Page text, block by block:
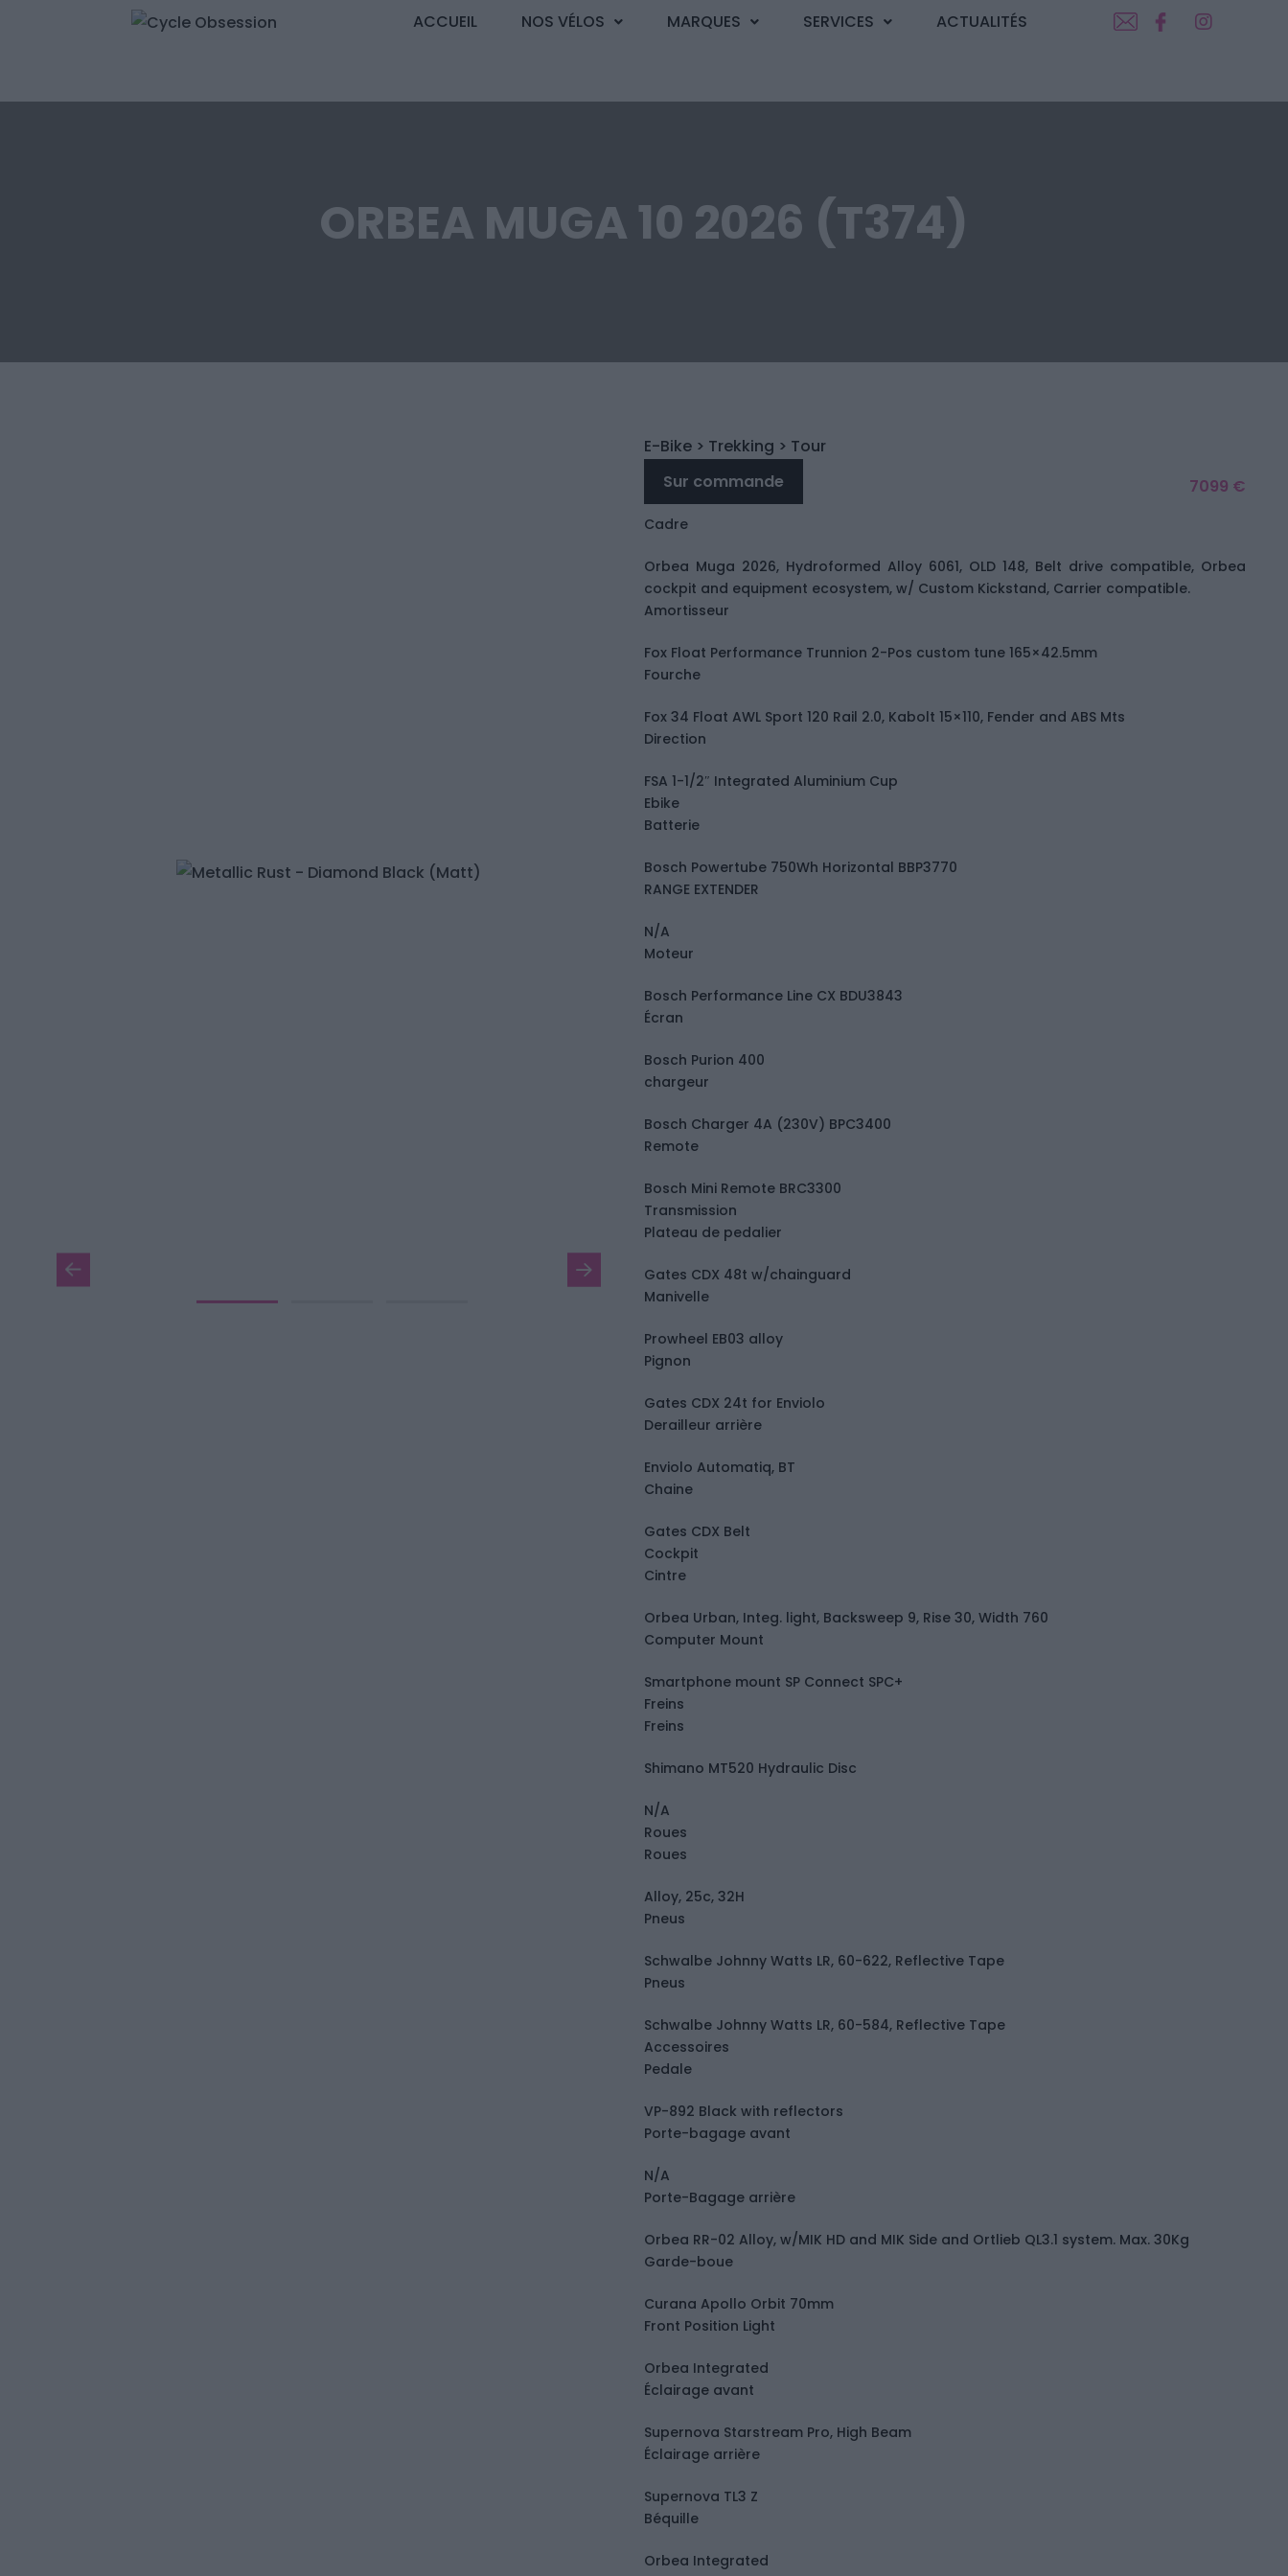
ACCUEIL NOS VÉLOS MARQUES SERVICES ACTUALITÉS
ORBEA MUGA 10 2026 (T374)
E-Bike > Trekking > Tour
Sur commande
7099 €
Cadre
Orbea Muga 2026, Hydroformed Alloy 6061, OLD 148, Belt drive compatible, Orbea
cockpit and equipment ecosystem, w/ Custom Kickstand, Carrier compatible.
Amortisseur
Fox Float Performance Trunnion 2-Pos custom tune 165×42.5mm
Fourche
Fox 34 Float AWL Sport 120 Rail 2.0, Kabolt 15×110, Fender and ABS Mts
Direction
FSA 1-1/2″ Integrated Aluminium Cup
Ebike
Batterie
Bosch Powertube 750Wh Horizontal BBP3770
RANGE EXTENDER
N/A
Moteur
Bosch Performance Line CX BDU3843
Écran
Bosch Purion 400
chargeur
Bosch Charger 4A (230V) BPC3400
Remote
Bosch Mini Remote BRC3300
Transmission
Plateau de pedalier
Gates CDX 48t w/chainguard
Manivelle
Prowheel EB03 alloy
Pignon
Gates CDX 24t for Enviolo
Derailleur arrière
Enviolo Automatiq, BT
Chaine
Gates CDX Belt
Cockpit
Cintre
Orbea Urban, Integ. light, Backsweep 9, Rise 30, Width 760
Computer Mount
Smartphone mount SP Connect SPC+
Freins
Freins
Shimano MT520 Hydraulic Disc
N/A
Roues
Roues
Alloy, 25c, 32H
Pneus
Schwalbe Johnny Watts LR, 60-622, Reflective Tape
Pneus
Schwalbe Johnny Watts LR, 60-584, Reflective Tape
Accessoires
Pedale
VP-892 Black with reflectors
Porte-bagage avant
N/A
Porte-Bagage arrière
Orbea RR-02 Alloy, w/MIK HD and MIK Side and Ortlieb QL3.1 system. Max. 30Kg
Garde-boue
Curana Apollo Orbit 70mm
Front Position Light
Orbea Integrated
Éclairage avant
Supernova Starstream Pro, High Beam
Éclairage arrière
Supernova TL3 Z
Béquille
Orbea Integrated